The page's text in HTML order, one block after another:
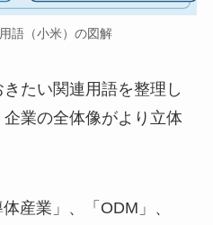
語（小米）の図解
たい関連用語を整理し
業の全体像がより立体
産業」、「ODM」、